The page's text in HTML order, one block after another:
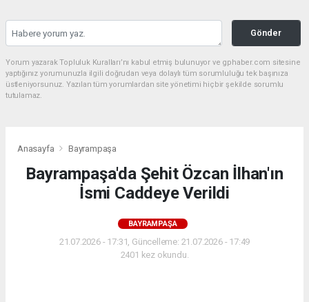
Gönder
Yorum yazarak Topluluk Kuralları’nı kabul etmiş bulunuyor ve gphaber.com sitesine
yaptığınız yorumunuzla ilgili doğrudan veya dolaylı tüm sorumluluğu tek başınıza
üstleniyorsunuz. Yazılan tüm yorumlardan site yönetimi hiçbir şekilde sorumlu
tutulamaz.
Anasayfa Bayrampaşa
Bayrampaşa'da Şehit Özcan İlhan'ın
İsmi Caddeye Verildi
BAYRAMPAŞA
21.07.2026 - 17:31, Güncelleme: 21.07.2026 - 17:49
2401 kez okundu.